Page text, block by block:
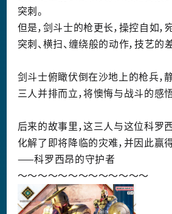
突刺。
但是，剑斗士的枪更长，操控自如，
突刺、横扫、缠绕般的动作，技艺的
剑斗士俯瞰伏倒在沙地上的枪兵，
三人并排而立，将懊悔与战斗的感
后来的故事里，这三人与这位科罗
化解了即将降临的灾难，并因此赢
——科罗西昂的守护者
～～～～～～～～～～～～～